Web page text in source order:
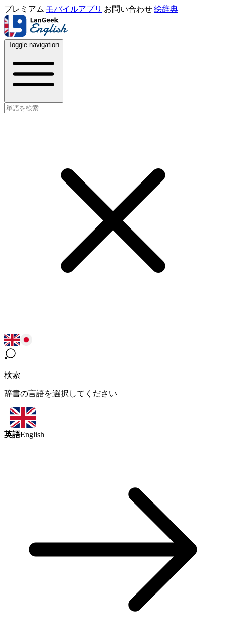
プレミアム|モバイルアプリ |お問い合わせ|絵辞典
Toggle navigation
検索
辞書の言語を選択してください
英語English